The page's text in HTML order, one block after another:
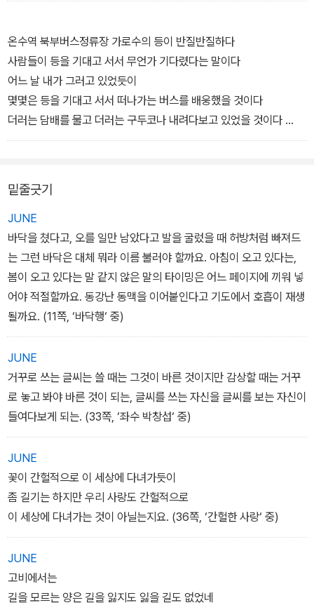
홍역을 지나가고 라면을 먹던 군인들을 지나간다
크림빵을 훔쳐 먹던 나를 노려보는 엄마를 지나간다
가물가물 연탄가스에 중독된 나를 지나가면 이쯤에서
강원도 탄광에서 야반도주 온 외삼촌네 가족이 있다
월남방망이 사탕에 까무러치던 누이를 지나간다
더 이상 어려지지 않는 길 앞에서 길을 잃는다 이쯤에서
분명 지나왔을 과거도 미래처럼 한 치 앞이 보이지 않는다
망연하고 자실하여 돌아선다
되짚어 나갈 길이 아득하다
저 길을 다시 어떻게 걸어가나 두 번 다시 못 걸을 길
굽어보는 그 길 오른쪽으론
하는 것들, 그리운 것들, 그늘 진 것들이 있고,
굽어보는 그 길 왼쪽으론
돌아오는 것들, 눈물 닦는 것들, 나타나는 것들, 일어서는 것들, 희망
하는 것들, 눈에 넣어도 아프지 않는 것들, 햇살 바른 것들이 있다
영원히 화해하지 못할 그 길을 지나가고 지나가고 지나가서
나는 나를 다시 이순의 언저리에 세워 본다
-「생명선에 서서」 전문
몸도 마음도 잃어버린 사람처럼 세상에서 나는 살았다
-「입춘」 전문
길을 잃어도 쥬게르 쥬게르(괜찮아 괜찮아)만 연발하는 가이드를 보
면서 나는 모든 지나간 날들을 아래라 부르던 내 할머니의 시간에도
새겨진 게 분명한 몽고반점과, 싸울 때면 쥐게라 쥐게라(죽여라 죽여
라) 악다구니를 쓰던 할머니의 지워지고 없는 몽고반점을 떠올리며,
고비에다 주막을 차리겠다는 사내와 쏘다닌 열흘 동안을 나는 모든
길도 없는 길을 길인 양 천천히 사라졌네
(세상은 한 마리 양을 찾아 떠도는 사람들과 아흔 아홉 마리 양을 지
키는 목동들의 전쟁터)
(중략)
길을 모르는 양은 길을 잃지도 잃을 길도 없었네
오직 길을 아는 인간만이 길을 잃고 헤매던 날이 있었네
-「착시」 부분
온수역 북부버스정류장 가로수의 등이 반질반질하다
사람들이 등을 기대고 서서 무언가 기다렸다는 말이다
어느 날 내가 그러고 있었듯이
몇몇은 등을 기대고 서서 떠나가는 버스를 배웅했을 것이다
더러는 담배를 물고 더러는 구두코나 내려다보고 있었을 것이다
만에 하나 반질반질한 것이 등이 아니고 품이라면
-「흔적」 전문
밑줄긋기
JUNE
바닥을 쳤다고, 오를 일만 남았다고 발을 굴렀을 때 허방처럼 빠져드
는 그런 바닥은 대체 뭐라 이름 불러야 할까요. 아침이 오고 있다는,
봄이 오고 있다는 말 같지 않은 말의 타이밍은 어느 페이지에 끼워 넣
어야 적절할까요. 동강난 동맥을 이어붙인다고 기도에서 호흡이 재생
될까요. (11쪽, ‘바닥행‘ 중)
JUNE
거꾸로 쓰는 글씨는 쓸 때는 그것이 바른 것이지만 감상할 때는 거꾸
로 놓고 봐야 바른 것이 되는, 글씨를 쓰는 자신을 글씨를 보는 자신이
들여다보게 되는. (33쪽, ‘좌수 박창섭‘ 중)
JUNE
꽃이 간헐적으로 이 세상에 다녀가듯이
좀 길기는 하지만 우리 사랑도 간헐적으로
이 세상에 다녀가는 것이 아닐는지요. (36쪽, ‘간헐한 사랑‘ 중)
JUNE
고비에서는
길을 모르는 양은 길을 잃지도 잃을 길도 없었네